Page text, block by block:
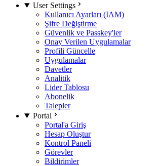
User Settings
Kullanıcı Ayarları (IAM)
Şifre Değiştirme
Güvenlik ve Passkey'ler
Onay Verilen Uygulamalar
Profili Güncelle
Uygulamalar
Davetler
Analitik
Lider Tablosu
Abonelik
Talepler
Portal
Portal'a Giriş
Hesap Oluştur
Kontrol Paneli
Görevler
Bildirimler